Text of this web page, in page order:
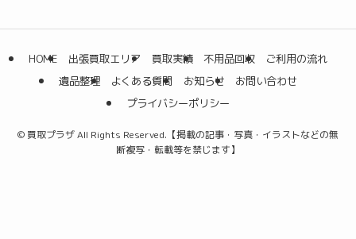
HOME 出張買取エリア 買取実績 不用品回収
ご利用の流れ
遺品整理
よくある質問 お知らせ
お問い合わせ
プライバシーポリシー
© 買取プラザ All Rights Reserved.【掲載の記事・写真・イラストなどの無
断複写・転載等を禁じます】